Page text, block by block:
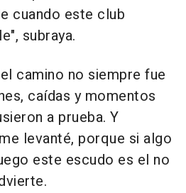
cuando este club
subraya.
camino no siempre fue
caídas y momentos
a prueba. Y
levanté, porque si algo
este escudo es el no